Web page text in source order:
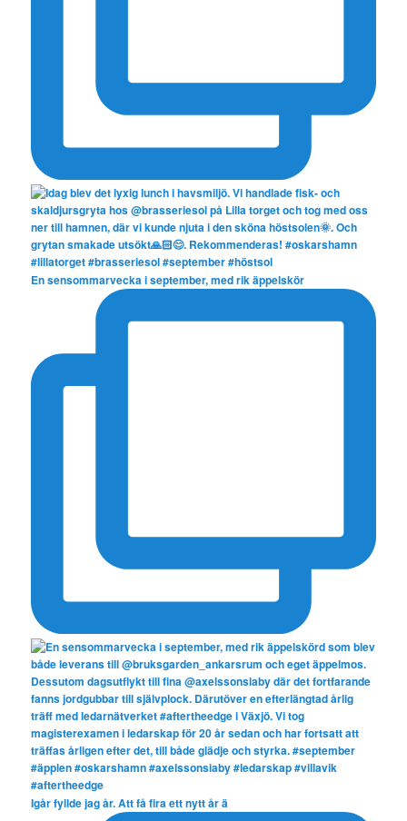
En sensommarvecka i september, med rik äppelskör
Igår fyllde jag år. Att få fira ett nytt år ä